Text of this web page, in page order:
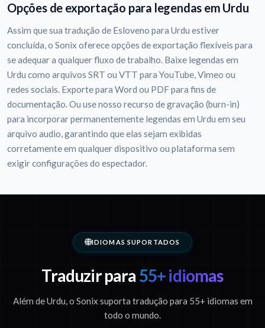
Opções de exportação para legendas em Urdu
Assim que sua tradução de Esloveno para Urdu estiver
concluída, o Sonix oferece opções de exportação flexíveis para
se adequar a qualquer fluxo de trabalho. Baixe legendas em
Urdu como arquivos SRT ou VTT para YouTube, Vimeo ou
redes sociais. Exporte para Word ou PDF para fins de
documentação. Ou use nosso recurso de gravação (burn-in)
para incorporar permanentemente legendas em Urdu em seu
arquivo audio, garantindo que elas sejam exibidas
corretamente em qualquer dispositivo ou plataforma sem
exigir configurações do espectador.
IDIOMAS SUPORTADOS
Traduzir para 55+ idiomas
Além de Urdu, o Sonix suporta tradução para 55+ idiomas em
todo o mundo.